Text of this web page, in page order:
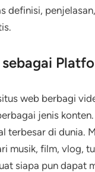
definisi,
web berbagi
jenis
terbesar di dunia.
musik, film, vlog,
siapa pun dapat